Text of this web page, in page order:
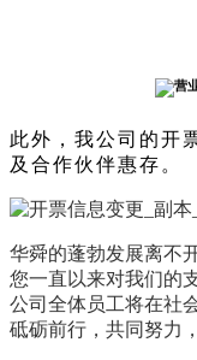
此外，我公司的开
及合作伙伴惠存。
华舜的蓬勃发展离不
您一直以来对我们的
公司全体员工将在社
砥砺前行，共同努力